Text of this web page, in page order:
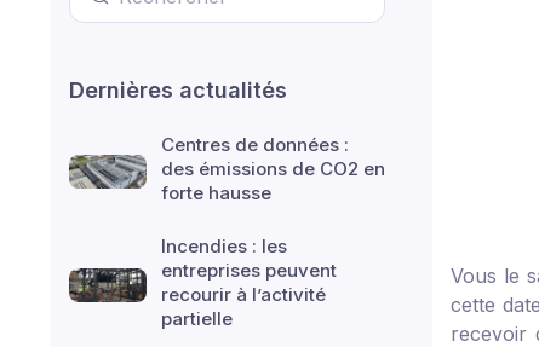
Dernières actualités
Centres de données :
des émissions de CO2 en
forte hausse
Incendies : les
entreprises peuvent
recourir à l’activité
partielle
Vous le
cette
recevoir